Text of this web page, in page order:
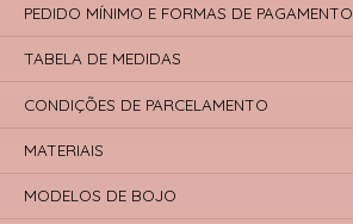
PEDIDO MÍNIMO E FORMAS DE PAGAMENTO
TABELA DE MEDIDAS
CONDIÇÕES DE PARCELAMENTO
MATERIAIS
MODELOS DE BOJO